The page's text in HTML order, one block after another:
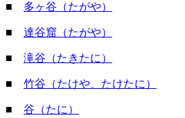
■ 多ヶ谷（たがや）
■ 達谷窟（たがや）
■ 滝谷（たきたに）
■ 竹谷（たけや、たけたに）
■ 谷（たに）